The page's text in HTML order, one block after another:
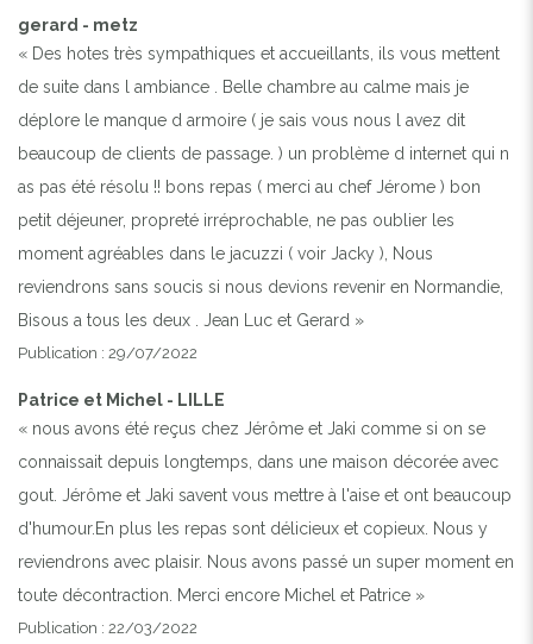
JARDIN AVEC JACUZZI EN SAISON
gerard - metz
« Des hotes très sympathiques et accueillants, ils vous mettent
de suite dans l ambiance . Belle chambre au calme mais je
déplore le manque d armoire ( je sais vous nous l avez dit
beaucoup de clients de passage. ) un problème d internet qui n
as pas été résolu !! bons repas ( merci au chef Jérome ) bon
petit déjeuner, propreté irréprochable, ne pas oublier les
moment agréables dans le jacuzzi ( voir Jacky ), Nous
reviendrons sans soucis si nous devions revenir en Normandie,
Bisous a tous les deux . Jean Luc et Gerard »
Publication : 29/07/2022
Patrice et Michel - LILLE
« nous avons été reçus chez Jérôme et Jaki comme si on se
connaissait depuis longtemps, dans une maison décorée avec
gout. Jérôme et Jaki savent vous mettre à l'aise et ont beaucoup
d'humour.En plus les repas sont délicieux et copieux. Nous y
reviendrons avec plaisir. Nous avons passé un super moment en
toute décontraction. Merci encore Michel et Patrice »
Publication : 22/03/2022